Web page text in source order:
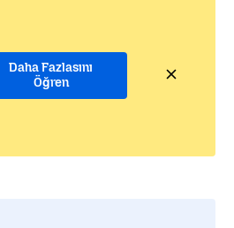
Daha Fazlasını
Öğren